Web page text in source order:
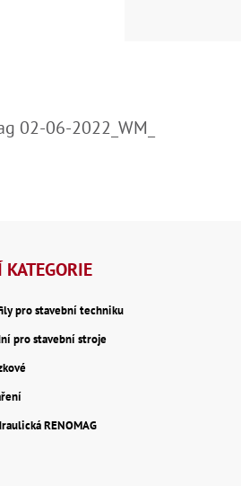
02-06-2022_WM_
pro stavební techniku
pro stavební stroje
RENOMAG